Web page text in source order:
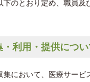
のとおり定め、職員及
利用・提供につい
において、医療サー